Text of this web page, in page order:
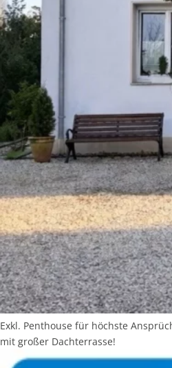
Exkl. Penthouse für höchste
mit großer Dachterrasse!